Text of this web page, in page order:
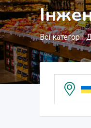
Всі